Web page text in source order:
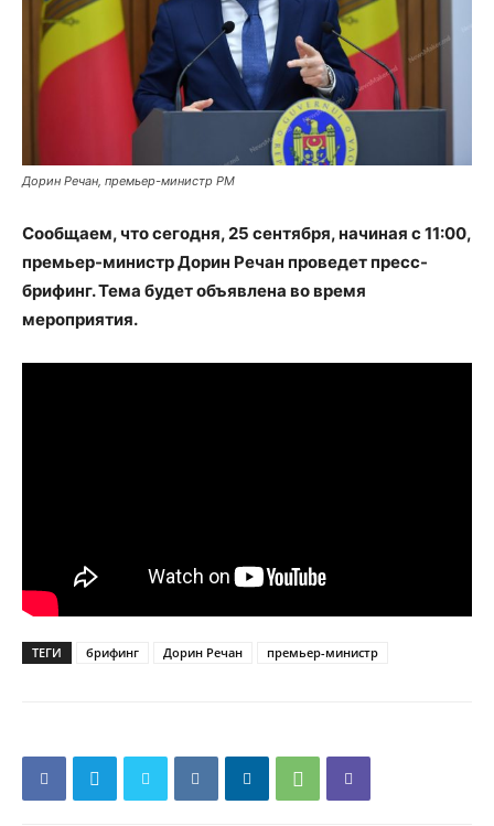
Дорин Речан, премьер-министр РМ
Сообщаем, что сегодня, 25 сентября, начиная с 11:00,
премьер-министр Дорин Речан проведет пресс-
брифинг. Тема будет объявлена ​​во время
мероприятия.
ТЕГИ брифинг Дорин Речан премьер-министр